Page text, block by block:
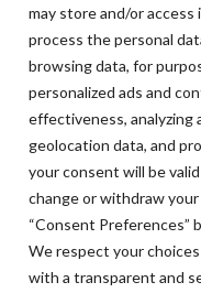
may store and/or
process the personal
browsing data, for
personalized ads and
effectiveness, analyzing
geolocation data, and
your consent will be
change or withdraw
“Consent
We respect your
with a transparent and
worden
in acht te nemen